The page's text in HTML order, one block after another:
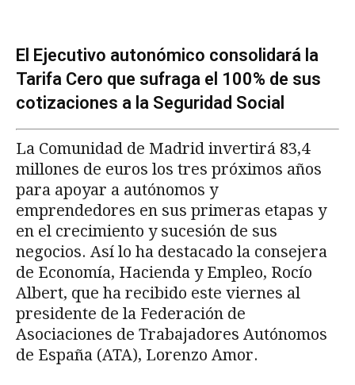
El Ejecutivo autonómico consolidará la
Tarifa Cero que sufraga el 100% de sus
cotizaciones a la Seguridad Social
La Comunidad de Madrid invertirá 83,4
millones de euros los tres próximos años
para apoyar a autónomos y
emprendedores en sus primeras etapas y
en el crecimiento y sucesión de sus
negocios. Así lo ha destacado la consejera
de Economía, Hacienda y Empleo, Rocío
Albert, que ha recibido este viernes al
presidente de la Federación de
Asociaciones de Trabajadores Autónomos
de España (ATA), Lorenzo Amor.